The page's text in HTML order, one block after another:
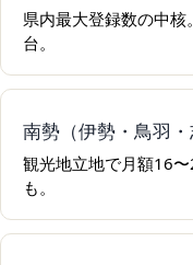
県内最大登録数の中核
台。
南勢（伊勢・鳥羽・
観光地立地で月額16
も。